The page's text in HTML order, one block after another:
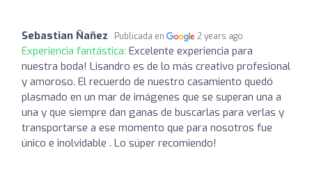
Sebastian Ñañez Publicada en 2 years ago
Experiencia fantástica: Excelente experiencia para
nuestra boda! Lisandro es de lo más creativo profesional
y amoroso. El recuerdo de nuestro casamiento quedó
plasmado en un mar de imágenes que se superan una a
una y que siempre dan ganas de buscarlas para verlas y
transportarse a ese momento que para nosotros fue
único e inolvidable . Lo súper recomiendo!